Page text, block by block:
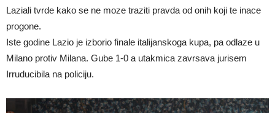
Laziali tvrde kako se ne moze traziti pravda od onih koji te inace
progone.
Iste godine Lazio je izborio finale italijanskoga kupa, pa odlaze u
Milano protiv Milana. Gube 1-0 a utakmica zavrsava jurisem
Irruducibila na policiju.